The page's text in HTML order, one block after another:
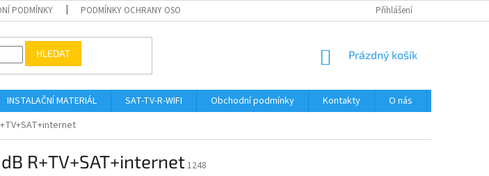
PODMÍNKY PODMÍNKY OCHRANY OSOBNÍCH ÚDAJŮ Přihlášení
HLEDAT
NÁKUPNÍ
Prázdný košík
INSTALAČNÍ MATERIÁL SAT-TV-R-WIFI Obchodní podmínky Kontakty O nás
R+TV+SAT+internet1248